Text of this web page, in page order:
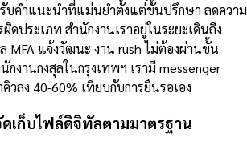
บคำแนะนำที่แม่นยำตั้งแต่ขั้นปรึกษา ลดความ
ผิดประเภท สำนักงานเราอยู่ในระยะเดินถึง
MFA แจ้งวัฒนะ งาน rush ไม่ต้องผ่านขั้น
กงานกงสุลในกรุงเทพฯ เรามี messenger
วลง 40-60% เทียบกับการยืนรอเอง
ดเก็บไฟล์ดิจิทัลตามมาตรฐาน